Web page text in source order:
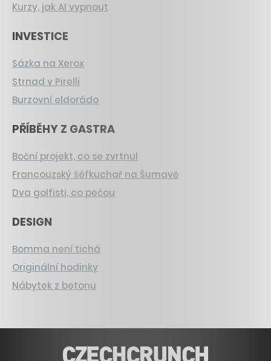
Kurzy, jak AI vypnout
INVESTICE
Sázka na Xerox
Strnad v Pirelli
Burzovní eldorádo
PŘÍBĚHY Z GASTRA
Boční projekt, co se zvrtnul
Francouzský šéfkuchař na Šumavě
Dva golfisti, co pečou
DESIGN
Bomma není tichá
Originální hodinky
Nábytek z betonu